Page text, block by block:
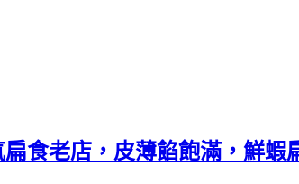
食老店，皮薄餡飽滿，鮮蝦